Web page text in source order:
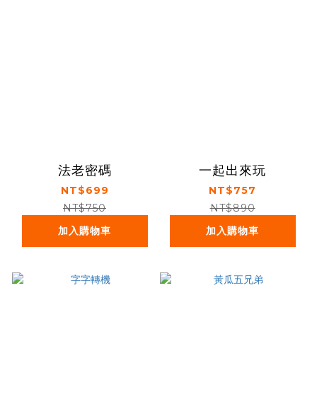
法老密碼
NT$699
NT$750
加入購物車
一起出來玩
NT$757
NT$890
加入購物車